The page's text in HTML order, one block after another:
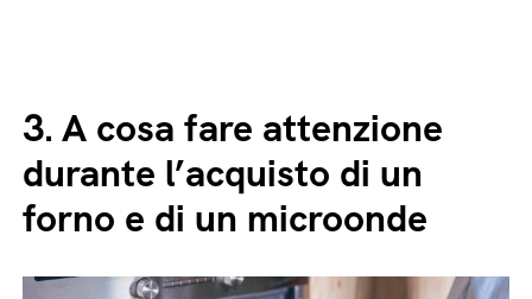
3. A cosa fare attenzione
durante l’acquisto di un
forno e di un microonde